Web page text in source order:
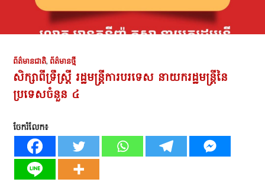
ព័ត៌មានជាតិ, ព័ត៌មានថ្មី
សិក្សាពីទ្រឹស្ត្រី រដ្ឋមន្ត្រីការបរទេស នាយករដ្ឋមន្ត្រីនៃ
ប្រទេសចំនួន ៤
ចែករំលែក៖